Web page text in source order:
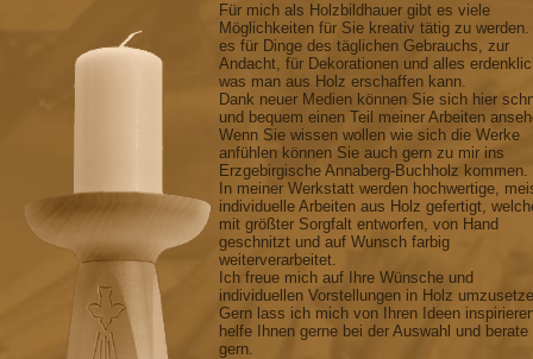
Für mich als Holzbildhauer gibt es viele
Möglichkeiten für Sie kreativ tätig zu
es für Dinge des täglichen Gebrauchs, zur
Andacht, für Dekorationen und alles
was man aus Holz erschaffen kann.
Dank neuer Medien können Sie sich hier
und bequem einen Teil meiner Arbeiten
Wenn Sie wissen wollen wie sich die Werke
anfühlen können Sie auch gern zu mir ins
Erzgebirgische Annaberg-Buchholz kommen.
In meiner Werkstatt werden hochwertige,
individuelle Arbeiten aus Holz gefertigt,
mit größter Sorgfalt entworfen, von Hand
geschnitzt und auf Wunsch farbig
weiterverarbeitet.
Ich freue mich auf Ihre Wünsche und
individuellen Vorstellungen in Holz
Gern lass ich mich von Ihren Ideen
helfe Ihnen gerne bei der Auswahl und berate
gern.